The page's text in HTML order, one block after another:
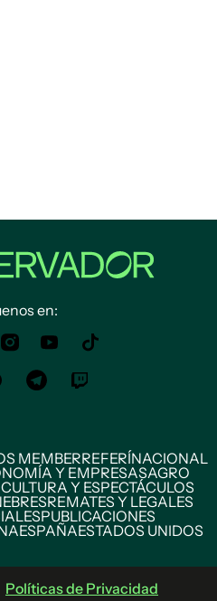
en:
MEMBERREFERÍNACIONAL
Y EMPRESASAGRO
CULTURA Y ESPECTÁCULOS
REMATES Y LEGALES
PUBLICACIONES
ESPAÑAESTADOS UNIDOS
Políticas de Privacidad